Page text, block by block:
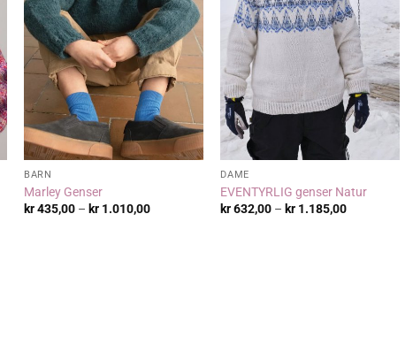
BARN
Marley Genser
kr435,00 – kr 1.010,00Prisområde:
DAME
EVENTYRLIG genser Natur
kr632,00 – kr 1.185,00Prisområde: